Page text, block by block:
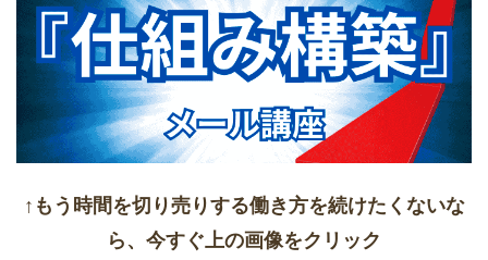
↑もう時間を切り売りする働き方を続けたくないな
ら、今すぐ上の画像をクリック